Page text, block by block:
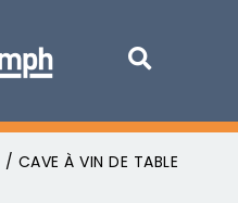
/ CAVE À VIN DE TABLE